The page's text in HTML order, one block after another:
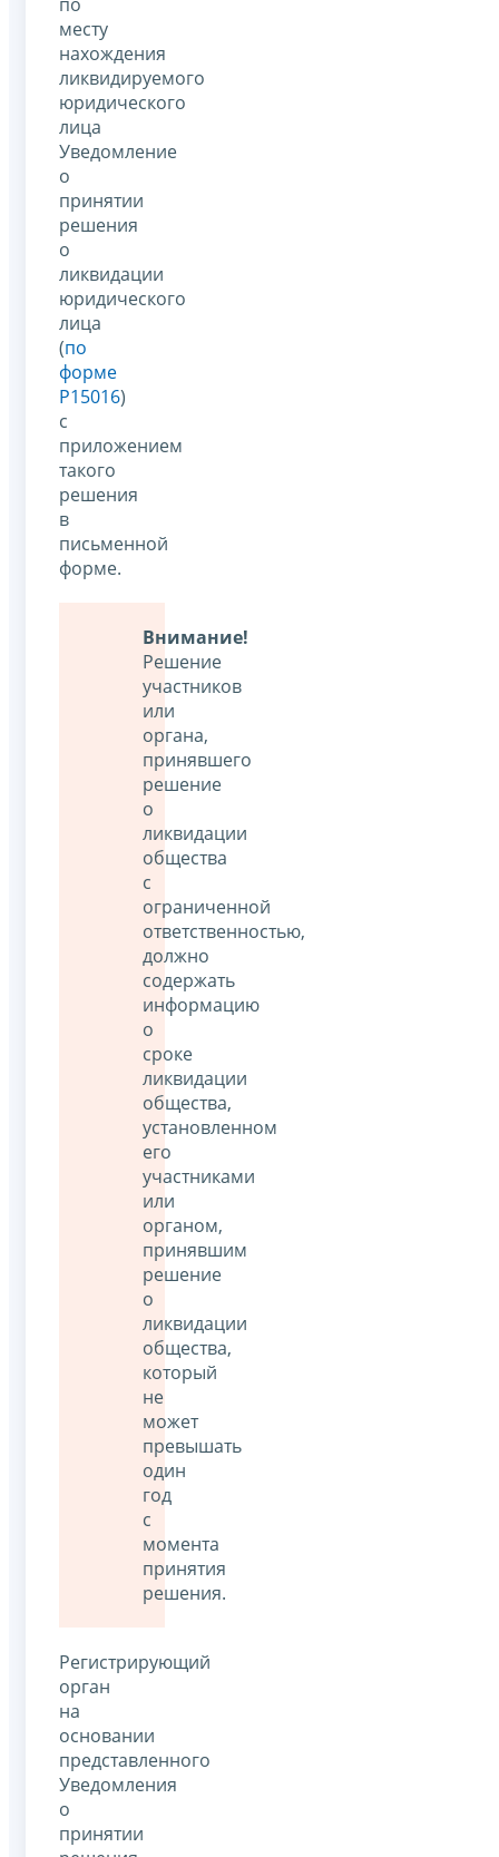
месту
нахождения
ликвидируемого
юридического
лица
Уведомление
о
принятии
решения
о
ликвидации
юридического
лица
(по
форме
Р15016)
с
приложением
такого
решения
в
письменной
форме.
Внимание!
Решение
участников
или
органа,
принявшего
решение
о
ликвидации
общества
с
ограниченной
ответственностью,
должно
содержать
информацию
о
сроке
ликвидации
общества,
установленном
его
участниками
или
органом,
принявшим
решение
о
ликвидации
общества,
который
не
может
превышать
один
год
с
момента
принятия
решения.
Регистрирующий
орган
на
основании
представленного
Уведомления
о
принятии